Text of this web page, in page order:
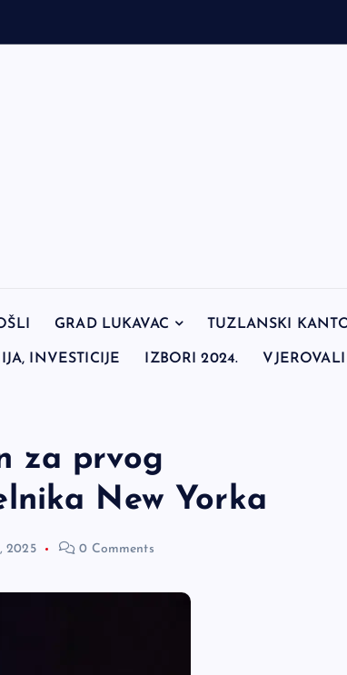
GRAD LUKAVAC TUZLANSKI
INVESTICIJE IZBORI 2024.
za prvog
New Yorka
2025 0 Comments